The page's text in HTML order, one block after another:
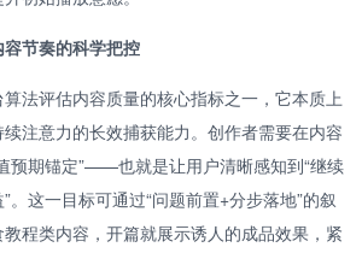
节奏的科学把控
法评估内容质量的核心指标之一，它本质上
注意力的长效捕获能力。创作者需要在内容
预期锚定”——也就是让用户清晰感知到“继续
。这一目标可通过“问题前置+分步落地”的叙
程类内容，开篇就展示诱人的成品效果，紧